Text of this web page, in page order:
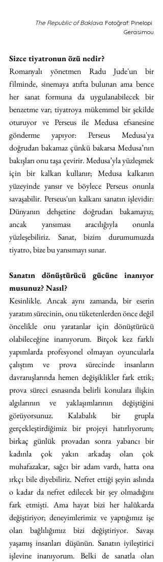
The Republic of Baklava. Fotoğraf: Pinelopi
Gerasimou
Sizce tiyatronun özü nedir?
Romanyalı yönetmen Radu Jude'un bir
filminde, sinemaya atıfta bulunan ama bence
her sanat formuna da uygulanabilecek bir
benzetme var; tiyatroya mükemmel bir şekilde
oturuyor ve Perseus ile Medusa efsanesine
gönderme yapıyor: Perseus Medusa'ya
doğrudan bakamaz çünkü bakarsa Medusa’nın
bakışları onu taşa çevirir. Medusa’yla yüzleşmek
için bir kalkan kullanır; Medusa kalkanın
yüzeyinde yansır ve böylece Perseus onunla
savaşabilir. Perseus'un kalkanı sanatın işlevidir:
Dünyanın dehşetine doğrudan bakamayız;
ancak yansıması aracılığıyla onunla
yüzleşebiliriz. Sanat, bizim durumumuzda
tiyatro, bize bu yansımayı sunar.
Sanatın dönüştürücü gücüne inanıyor
musunuz? Nasıl?
Kesinlikle. Ancak aynı zamanda, bir eserin
yaratım sürecinin, onu tüketenlerden önce değil
öncelikle onu yaratanlar için dönüştürücü
olabileceğine inanıyorum. Birçok kez farklı
yapımlarda profesyonel olmayan oyuncularla
çalıştım ve prova sürecinde insanların
davranışlarında hemen değişiklikler fark ettik;
prova süreci esnasında belirli konulara ilişkin
algılarının ve yaklaşımlarının değiştiğini
görüyorsunuz. Kalabalık bir grupla
gerçekleştirdiğimiz bir projeyi hatırlıyorum;
birkaç günlük provadan sonra yabancı bir
kadınla çok yakın arkadaş olan çok
muhafazakar, sağcı bir adam vardı, hatta ona
ırkçı bile diyebiliriz. Nefret ettiği şeyin aslında
o kadar da nefret edilecek bir şey olmadığını
fark etmişti. Ama hayat bizi her halükarda
değiştiriyor; deneyimlerimiz ve yaptığımız işe
olan bağlılığımız bizi değiştiriyor. Savaşı
yaşamış insanları düşünün. Sanatın iyileştirici
işlevine inanıyorum. Belki de sanatla olan